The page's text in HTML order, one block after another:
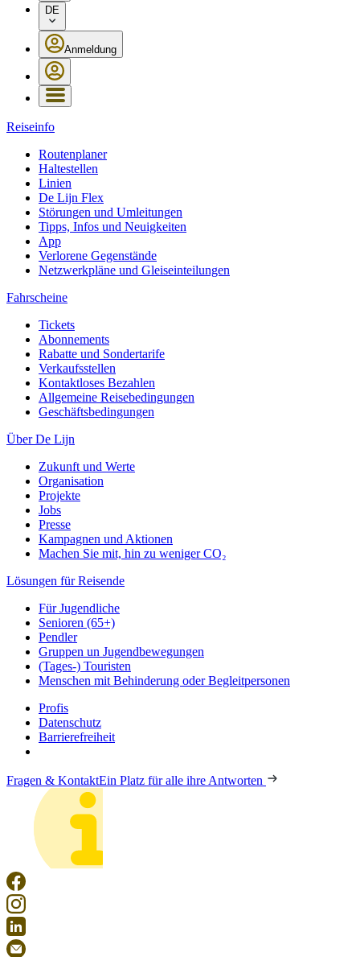
DE
Anmeldung
Reiseinfo
Routenplaner
Haltestellen
Linien
De Lijn Flex
Störungen und Umleitungen
Tipps, Infos und Neuigkeiten
App
Verlorene Gegenstände
Netzwerkpläne und Gleiseinteilungen
Fahrscheine
Tickets
Abonnements
Rabatte und Sondertarife
Verkaufsstellen
Kontaktloses Bezahlen
Allgemeine Reisebedingungen
Geschäftsbedingungen
Über De Lijn
Zukunft und Werte
Organisation
Projekte
Jobs
Presse
Kampagnen und Aktionen
Machen Sie mit, hin zu weniger CO₂
Lösungen für Reisende
Für Jugendliche
Senioren (65+)
Pendler
Gruppen un Jugendbewegungen
(Tages-) Touristen
Menschen mit Behinderung oder Begleitpersonen
Profis
Datenschutz
Barrierefreiheit
Fragen & KontaktEin Platz für alle ihre Antworten